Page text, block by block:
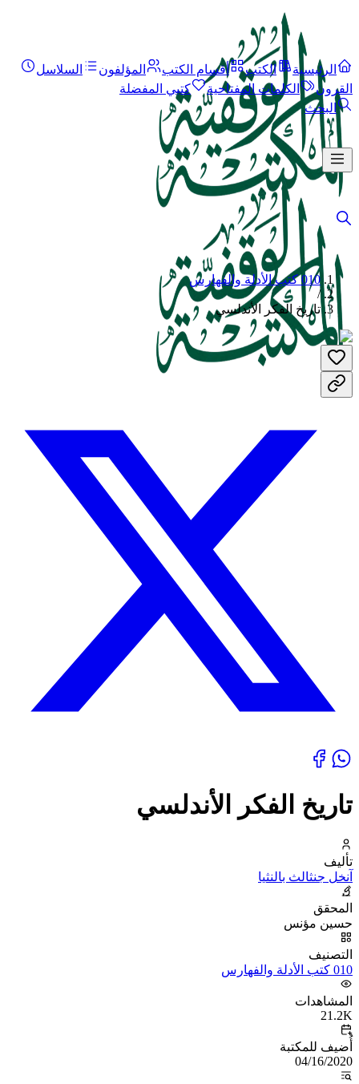
الرئيسية الكتب أقسام الكتب المؤلفون
السلاسل
القرون
الكلمات المفتاحية
كتبي المفضلة
البحث
010 كتب الأدلة والفهارس
/
تاريخ الفكر الأندلسي
تاريخ الفكر الأندلسي
تأليف
آنخل جنثالث بالنثيا
المحقق
حسين مؤنس
التصنيف
010 كتب الأدلة والفهارس
المشاهدات
21.2K
أُضيف للمكتبة
04/16/2020